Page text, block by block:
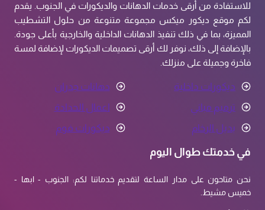
للاستفادة من أرقى خدمات الدهانات والديكورات في الجنوب. يقدم
لكم موقع ديكور ميكس مجموعة متنوعة من حلول التشطيب
المميزة، بما في ذلك تنفيذ الدهانات الداخلية والخارجية بأعلى جودة.
بالإضافة إلى ذلك، نوفر لك أرقى تصميمات الديكورات لإضافة لمسة
فاخرة وجميلة على منزلك.
ديكورات داخلية
دهانات جدران
ترميم مباني
اعمال الحدادة
بديل الرخام
ديكورات فوم
في خدمتك طوال اليوم
نحن متاحون على مدار الساعة لتقديم خدماتنا لكم: الجنوب - ابها -
خميس مشيط.